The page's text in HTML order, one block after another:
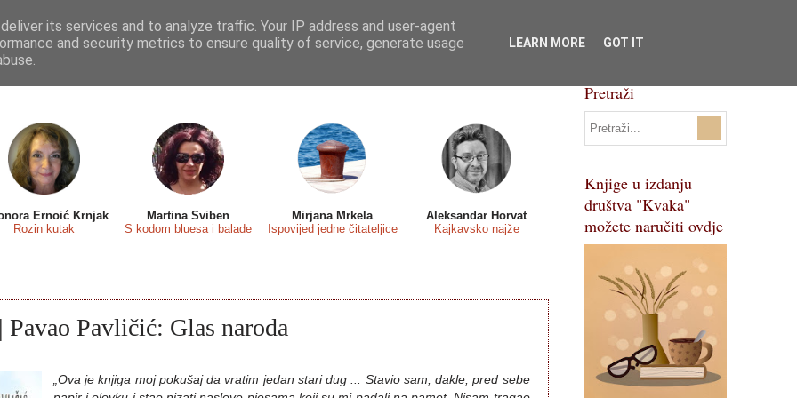
sa... Predstavljamo Osvrti Recenzije Eseji Svi natječaji
Pojmovnik
Ernoić Krnjak
Rozin kutak
Martina Sviben
S kodom bluesa i balade
Mirjana Mrkela
Ispovijed jedne čitateljice
Aleksandar Horvat
Kajkavsko najže
Pavličić: Glas naroda
„Ova je knjiga moj pokušaj da vratim jedan stari dug ... Stavio sam, dakle, pred sebe
Pretraži
Knjige u izdanju
društva "Kvaka"
možete naručiti ovdje
its services and to analyze traffic. Your IP address and user-agent
and security metrics to ensure quality of service, generate usage
LEARN MORE GOT IT